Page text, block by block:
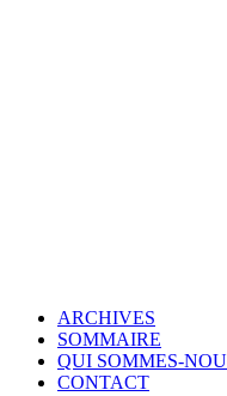
ARCHIVES
SOMMAIRE
QUI SOMMES-
CONTACT